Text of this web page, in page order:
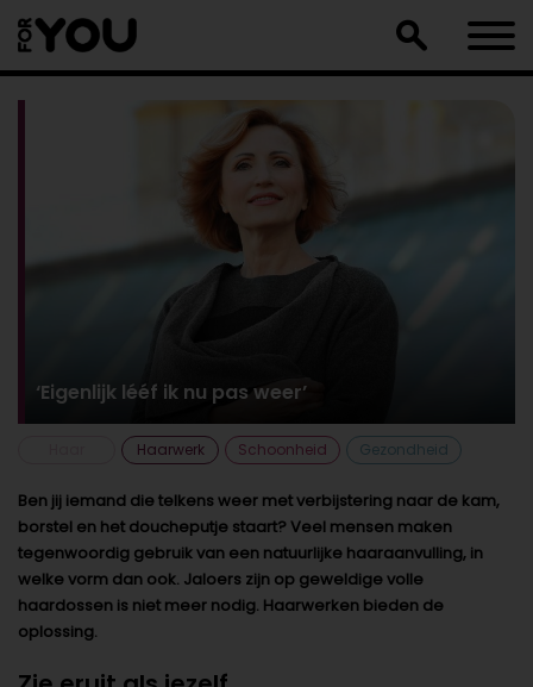
naar
artikel
‘Eigenlijk lééf ik nu pas weer’
Haarwerk Schoonheid Gezondheid
Ben jij iemand die telkens weer met verbijstering naar de kam,
borstel en het doucheputje staart? Veel mensen maken
tegenwoordig gebruik van een natuurlijke haaraanvulling, in
welke vorm dan ook. Jaloers zijn op geweldige volle
haardossen is niet meer nodig. Haarwerken bieden de
oplossing.